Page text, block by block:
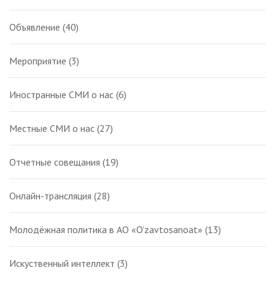
Объявление (40)
Мероприятие (3)
Иностранные СМИ о нас (6)
Местные СМИ о нас (27)
Отчетные совещания (19)
Онлайн-трансляция (28)
Молодёжная политика в АО «O‘zavtosanoat» (13)
Искуственный интеллект (3)